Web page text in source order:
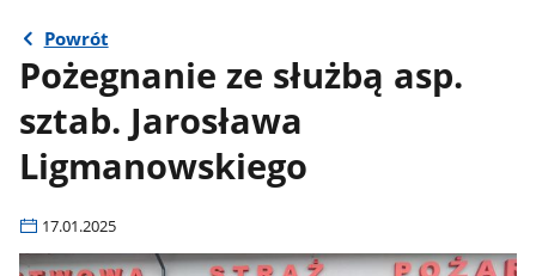
Powrót
Pożegnanie ze służbą asp.
sztab. Jarosława
Ligmanowskiego
17.01.2025